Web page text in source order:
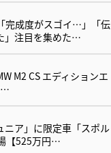
完成度がスゴイ…」「伝
」注目を集めた…
M2 CS エディションエ
ニア」に限定車「スポル
【525万円…